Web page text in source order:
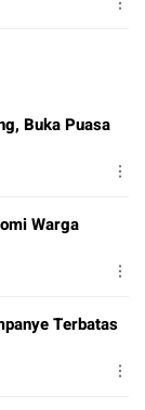
Buka Puasa
Warga
Terbatas